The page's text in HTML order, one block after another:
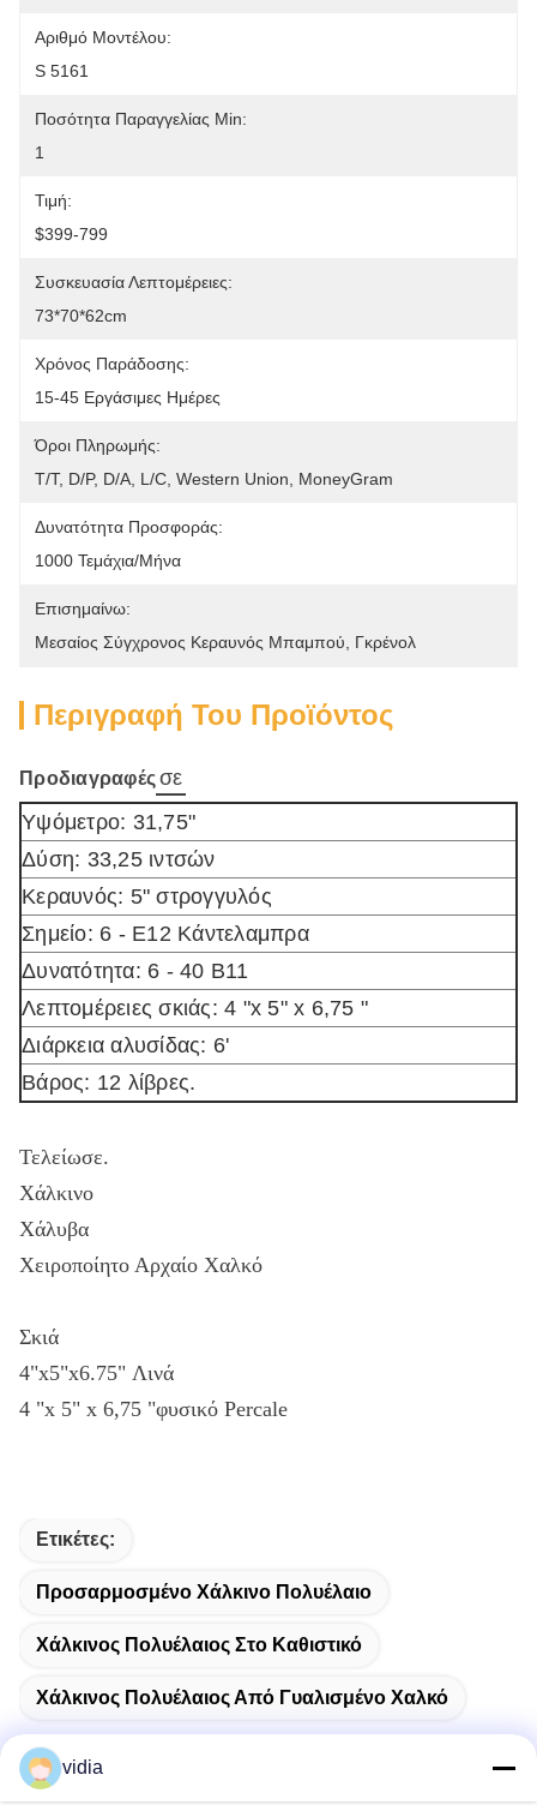
Αριθμό Μοντέλου:
S 5161
Ποσότητα Παραγγελίας Min:
1
Τιμή:
$399-799
Συσκευασία Λεπτομέρειες:
73*70*62cm
Χρόνος Παράδοσης:
15-45 Εργάσιμες Ημέρες
Όροι Πληρωμής:
Τ/Τ, D/P, D/A, L/C, Western Union, MoneyGram
Δυνατότητα Προσφοράς:
1000 Τεμάχια/μήνα
Επισημαίνω:
Μεσαίος Σύγχρονος Κεραυνός Μπαμπού
Γκρένολ
Περιγραφή Του Προϊόντος
Προδιαγραφέςσε
Υψόμετρο: 31,75"
Δύση: 33,25 ιντσών
Κεραυνός: 5" στρογγυλός
Σημείο: 6 - E12 Κάντελαμπρα
Δυνατότητα: 6 - 40 Β11
Λεπτομέρειες σκιάς: 4 "x 5" x 6,75 "
Διάρκεια αλυσίδας: 6'
Βάρος: 12 λίβρες.
Τελείωσε.
Χάλκινο
Χάλυβα
Χειροποίητο Αρχαίο Χαλκό
Σκιά
4"x5"x6.75" Λινά
4 "x 5" x 6,75 "φυσικό Percale
Ετικέτες:
Προσαρμοσμένο Χάλκινο Πολυέλαιο
Χάλκινος Πολυέλαιος Στο Καθιστικό
Χάλκινος Πολυέλαιος Από Γυαλισμένο Χαλκό
vidia